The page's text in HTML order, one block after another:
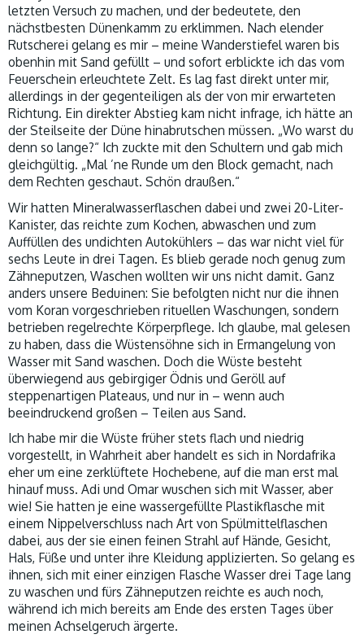
letzten Versuch zu machen, und der bedeutete, den
nächstbesten Dünenkamm zu erklimmen. Nach elender
Rutscherei gelang es mir – meine Wanderstiefel waren bis
obenhin mit Sand gefüllt – und sofort erblickte ich das vom
Feuerschein erleuchtete Zelt. Es lag fast direkt unter mir,
allerdings in der gegenteiligen als der von mir erwarteten
Richtung. Ein direkter Abstieg kam nicht infrage, ich hätte an
der Steilseite der Düne hinabrutschen müssen. „Wo warst du
denn so lange?“ Ich zuckte mit den Schultern und gab mich
gleichgültig. „Mal ’ne Runde um den Block gemacht, nach
dem Rechten geschaut. Schön draußen.“
Wir hatten Mineralwasserflaschen dabei und zwei 20-Liter-
Kanister, das reichte zum Kochen, abwaschen und zum
Auffüllen des undichten Autokühlers – das war nicht viel für
sechs Leute in drei Tagen. Es blieb gerade noch genug zum
Zähneputzen, Waschen wollten wir uns nicht damit. Ganz
anders unsere Beduinen: Sie befolgten nicht nur die ihnen
vom Koran vorgeschrieben rituellen Waschungen, sondern
betrieben regelrechte Körperpflege. Ich glaube, mal gelesen
zu haben, dass die Wüstensöhne sich in Ermangelung von
Wasser mit Sand waschen. Doch die Wüste besteht
überwiegend aus gebirgiger Ödnis und Geröll auf
steppenartigen Plateaus, und nur in – wenn auch
beeindruckend großen – Teilen aus Sand.
Ich habe mir die Wüste früher stets flach und niedrig
vorgestellt, in Wahrheit aber handelt es sich in Nordafrika
eher um eine zerklüftete Hochebene, auf die man erst mal
hinauf muss. Adi und Omar wuschen sich mit Wasser, aber
wie! Sie hatten je eine wassergefüllte Plastikflasche mit
einem Nippelverschluss nach Art von Spülmittelflaschen
dabei, aus der sie einen feinen Strahl auf Hände, Gesicht,
Hals, Füße und unter ihre Kleidung applizierten. So gelang es
ihnen, sich mit einer einzigen Flasche Wasser drei Tage lang
zu waschen und fürs Zähneputzen reichte es auch noch,
während ich mich bereits am Ende des ersten Tages über
meinen Achselgeruch ärgerte.